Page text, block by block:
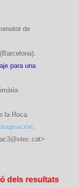
de
para una
la Roca
.
dels resultats